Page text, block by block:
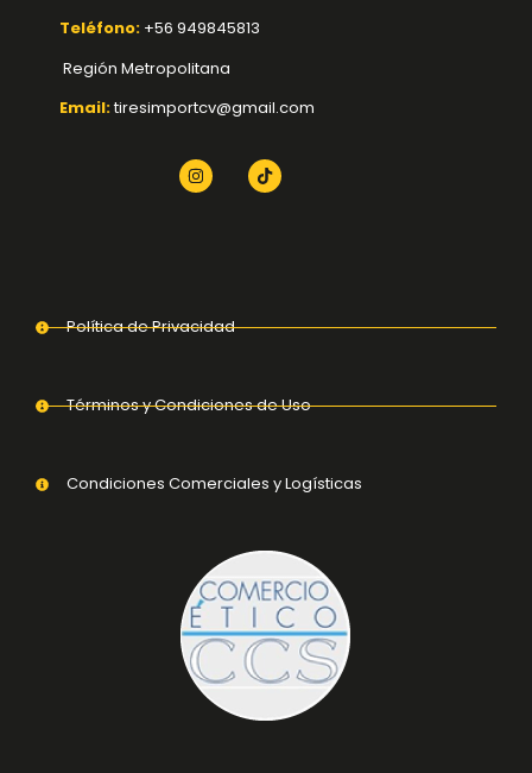
Teléfono: +56 949845813
Región Metropolitana
Email:tiresimportcv@gmail.com
Política de Privacidad
Términos y Condiciones de Uso
Condiciones Comerciales y Logísticas